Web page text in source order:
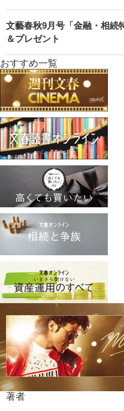
文藝春秋9月号「金融・相続
＆プレゼント
おすすめ一覧
著者